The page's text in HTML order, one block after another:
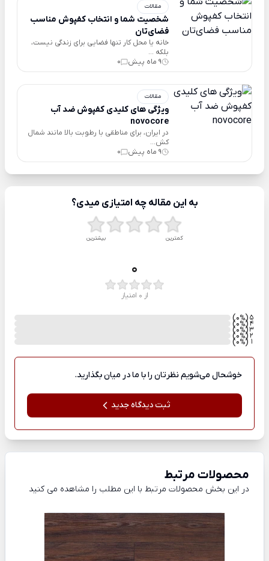
مقالات
شخصیت شما و انتخاب کفپوش مناسب
فضای‌تان
خانه یا محل کار تنها فضایی برای زندگی نیست،
بلکه ...
9 ماه پیش
0
مقالات
ویژگی های کلیدی کفپوش ضد آب
novocore
در ایران، برای مناطقی با رطوبت بالا مانند شمال
کش...
9 ماه پیش
0
به این مقاله چه امتیازی میدی؟
کمترین بیشترین
0
از 0 امتیاز
5
(0
%
) 4
(0
%
) 3
(0
%
) 2
(0
%
) 1
(0
%
)
خوشحال می‌شویم نظرتان را با ما در میان بگذارید.
ثبت دیدگاه جدید
محصولات مرتبط
در این بخش محصولات مرتبط با این مطلب را مشاهده می کنید